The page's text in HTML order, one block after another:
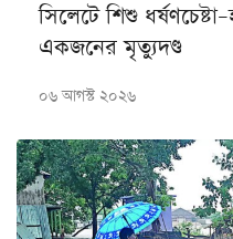
সিলেটে শিশু
একজনের মৃত্যুদণ্ড
০৬ আগস্ট ২০২৬